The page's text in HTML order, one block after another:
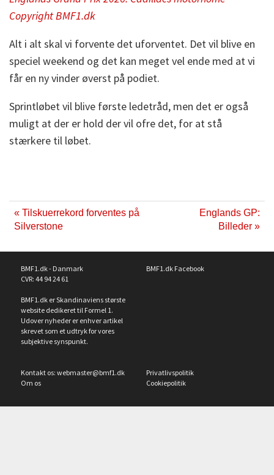
Copyright BMF1.dk
Alt i alt skal vi forvente det uforventet. Det vil blive en
speciel weekend og det kan meget vel ende med at vi
får en ny vinder øverst på podiet.
Sprintløbet vil blive første ledetråd, men det er også
muligt at der er hold der vil ofre det, for at stå
stærkere til løbet.
« Tilskuerrekord forventes på
Silverstone
Englands GP:
Billeder »
BMF1.dk - Danmark
CVR: 44 94 24 61
BMF1.dk er Skandinaviens største
website dedikeret til Formel 1.
Udover nyheder er enhver artikel
skrevet som et udtryk for vores
subjektive synspunkt.
BMF1.dk Facebook
Kontakt os: webmaster@bmf1.dk
Om os
Privatlivspolitik
Cookiepolitik